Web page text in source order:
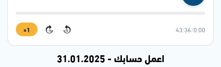
0:00
/
43:36
15
15
1×
اعمل حسابك - 31.01.2025